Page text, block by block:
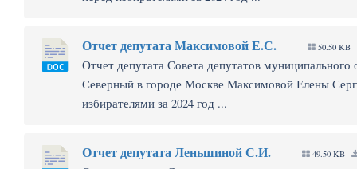
Отчет депутата Максимовой Е.С. 50.50 KB
Отчет депутата Совета депутатов муниципального
Северный в городе Москве Максимовой Елены
избирателями за 2024 год ...
Отчет депутата Леньшиной С.И. 49.50 KB